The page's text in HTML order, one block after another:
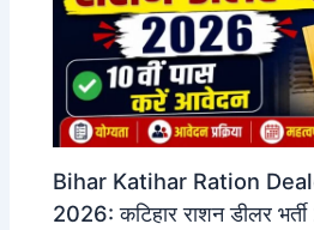
Bihar Katihar Ration
2026: कटिहार राशन डीलर